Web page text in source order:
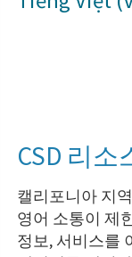
CSD 리소
캘리포니아 지
영어 소통이 제
정보, 서비스를